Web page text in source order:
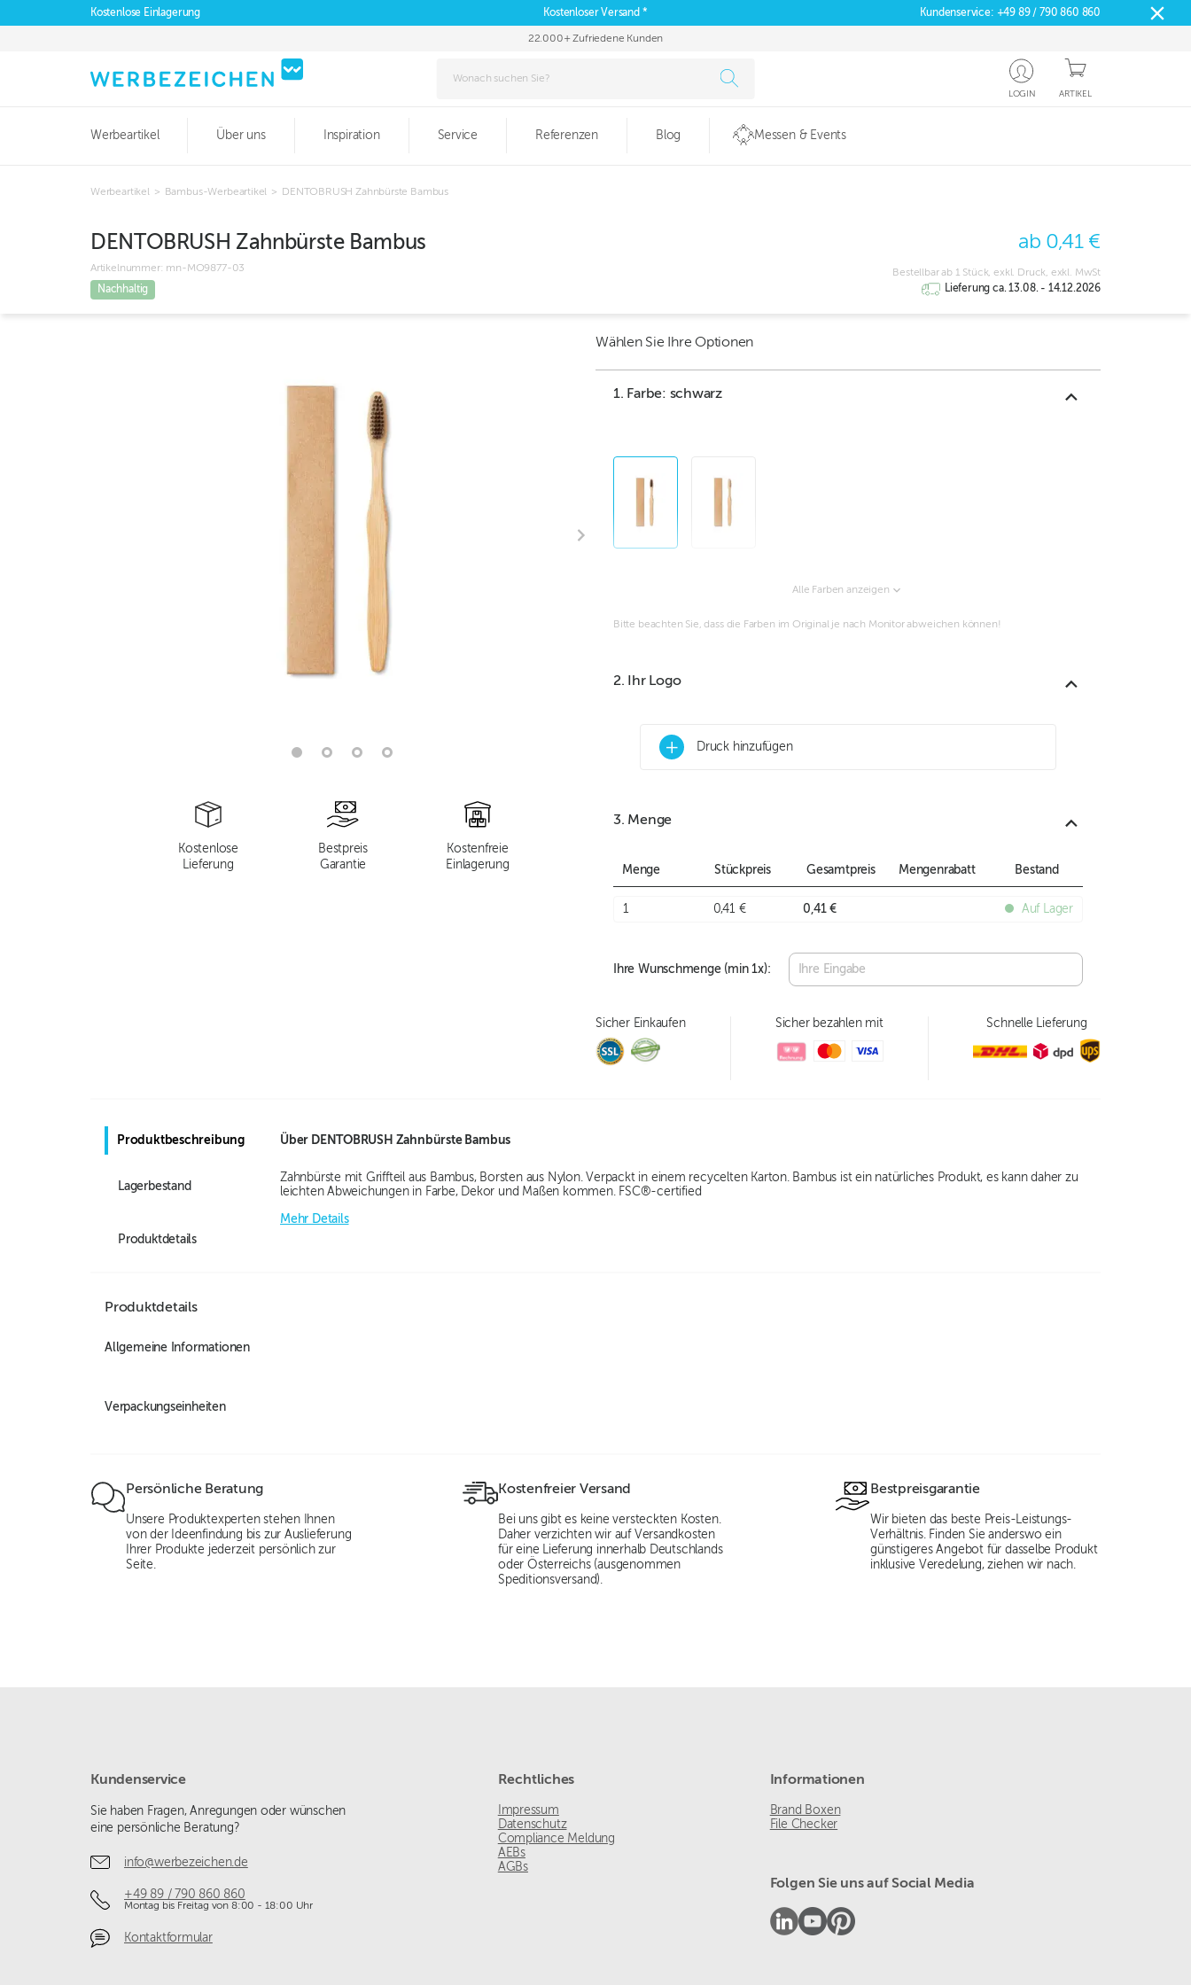
Kostenlose Einlagerung Kostenloser Versand * Kundenservice: +49 89 / 790 860 860
22.000+ Zufriedene Kunden
LOGIN ARTIKEL
Werbeartikel Über uns Inspiration Service Referenzen Blog Messen & Events
Werbeartikel > Bambus-Werbeartikel > DENTOBRUSH Zahnbürste Bambus
DENTOBRUSH Zahnbürste Bambus
Artikelnummer: mn-MO9877-03
Nachhaltig
ab 0,41 €
Bestellbar ab 1 Stück, exkl. Druck, exkl. MwSt
Lieferung ca. 13.08. - 14.12.2026
Kostenlose
Lieferung
Bestpreis
Garantie
Kostenfreie
Einlagerung
Wählen Sie Ihre Optionen
1. Farbe: schwarz
Alle Farben anzeigen
Bitte beachten Sie, dass die Farben im Original je nach Monitor abweichen können!
2. Ihr Logo
+ Druck hinzufügen
3. Menge
Menge Stückpreis Gesamtpreis Mengenrabatt Bestand
1 0,41 € 0,41 € Auf Lager
Ihre Wunschmenge (min1x):
Sicher Einkaufen Sicher bezahlen mit Schnelle Lieferung
Produktbeschreibung
Lagerbestand
Produktdetails
Über DENTOBRUSH Zahnbürste Bambus
Zahnbürste mit Griffteil aus Bambus, Borsten aus Nylon. Verpackt in einem recycelten Karton. Bambus ist ein natürliches Produkt, es kann daher zu
leichten Abweichungen in Farbe, Dekor und Maßen kommen. FSC®-certified
Mehr Details
Produktdetails
Allgemeine Informationen
Verpackungseinheiten
Persönliche Beratung
Unsere Produktexperten stehen Ihnen
von der Ideenfindung bis zur Auslieferung
Ihrer Produkte jederzeit persönlich zur
Seite.
Kostenfreier Versand
Bei uns gibt es keine versteckten Kosten.
Daher verzichten wir auf Versandkosten
für eine Lieferung innerhalb Deutschlands
oder Österreichs (ausgenommen
Speditionsversand).
Bestpreisgarantie
Wir bieten das beste Preis-Leistungs-
Verhältnis. Finden Sie anderswo ein
günstigeres Angebot für dasselbe Produkt
inklusive Veredelung, ziehen wir nach.
Kundenservice
Sie haben Fragen, Anregungen oder wünschen
eine persönliche Beratung?
info@werbezeichen.de
+49 89 / 790 860 860
Montag bis Freitag von 8:00 - 18:00 Uhr
Kontaktformular
Rechtliches
Impressum
Datenschutz
Compliance Meldung
AEBs
AGBs
Informationen
Brand Boxen
File Checker
Folgen Sie uns auf Social Media